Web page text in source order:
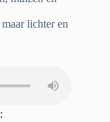
lichter en